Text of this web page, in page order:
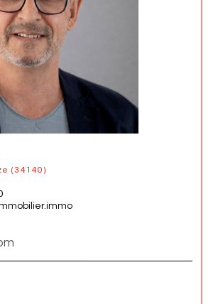
(34140)